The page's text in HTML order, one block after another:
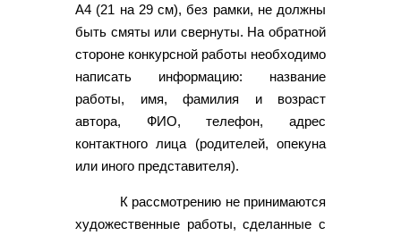
А4 (21 на 29 см), без рамки, не должны
быть смяты или свернуты. На обратной
стороне конкурсной работы необходимо
написать информацию: название
работы, имя, фамилия и возраст
автора, ФИО, телефон, адрес
контактного лица (родителей, опекуна
или иного представителя).
К рассмотрению не принимаются
художественные работы, сделанные с